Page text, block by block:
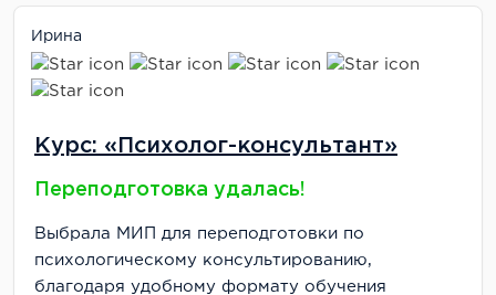
Ирина
Курс: «Психолог-консультант»
Переподготовка удалась!
Выбрала МИП для переподготовки по
психологическому консультированию,
благодаря удобному формату обучения